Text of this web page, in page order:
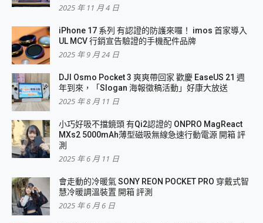
2025 年 11 月 4 日
iPhone 17 系列 有認證的防護來囉！ imos 首家導入
UL MCV 行銷宣告驗證的手機配件品牌
2025 年 9 月 24 日
DJI Osmo Pocket 3 爽爽帶回家 歡慶 EaseUS 21 週
年到來，「Slogan 海報徵稿活動」好康大放送
2025 年 8 月 11 日
小巧好吸不擋鏡頭 有Qi2認證的 ONPRO MagReact
MXs2 5000mAh薄型磁吸無線急速行動電源 開箱 評
測
2025 年 6 月 11 日
會走動的冷暖氣 SONY REON POCKET PRO 穿戴式智
慧冷暖調溫裝置 開箱 評測
2025 年 6 月 6 日